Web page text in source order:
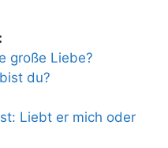
große Liebe?
du?
Liebt er mich oder